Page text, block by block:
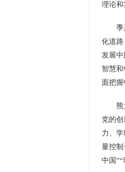
理论和
季正
化道
发展
智慧
面把握
熊大
党的
力、
量控
中国”“